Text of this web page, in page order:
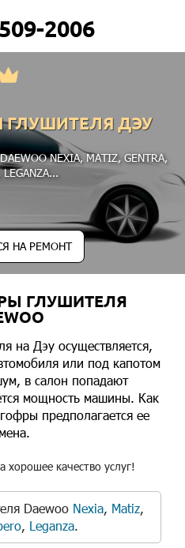
2006
ДЭУ
NEXIA,MATIZ,GENTRA,
LEGANZA...
НА РЕМОНТ
ГЛУШИТЕЛЯ
на Дэу осуществляется,
или под капотом
в салон попадают
мощность машины. Как
предполагается ее
хорошее качество услуг!
Daewoo Nexia, Matiz,
, Leganza.